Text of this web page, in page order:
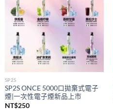
SP2S
SP2S ONCE 5000口拋棄式電子
煙|一次性電子煙新品上市
NT$250